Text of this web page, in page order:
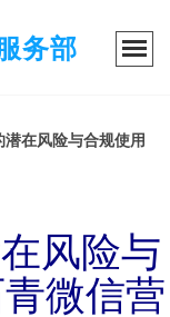
务部
在风险与合规使用
风险与
微信营